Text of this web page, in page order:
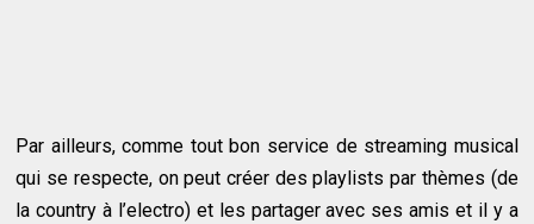
Par ailleurs, comme tout bon service de streaming musical
qui se respecte, on peut créer des playlists par thèmes (de
la country à l’electro) et les partager avec ses amis et il y a